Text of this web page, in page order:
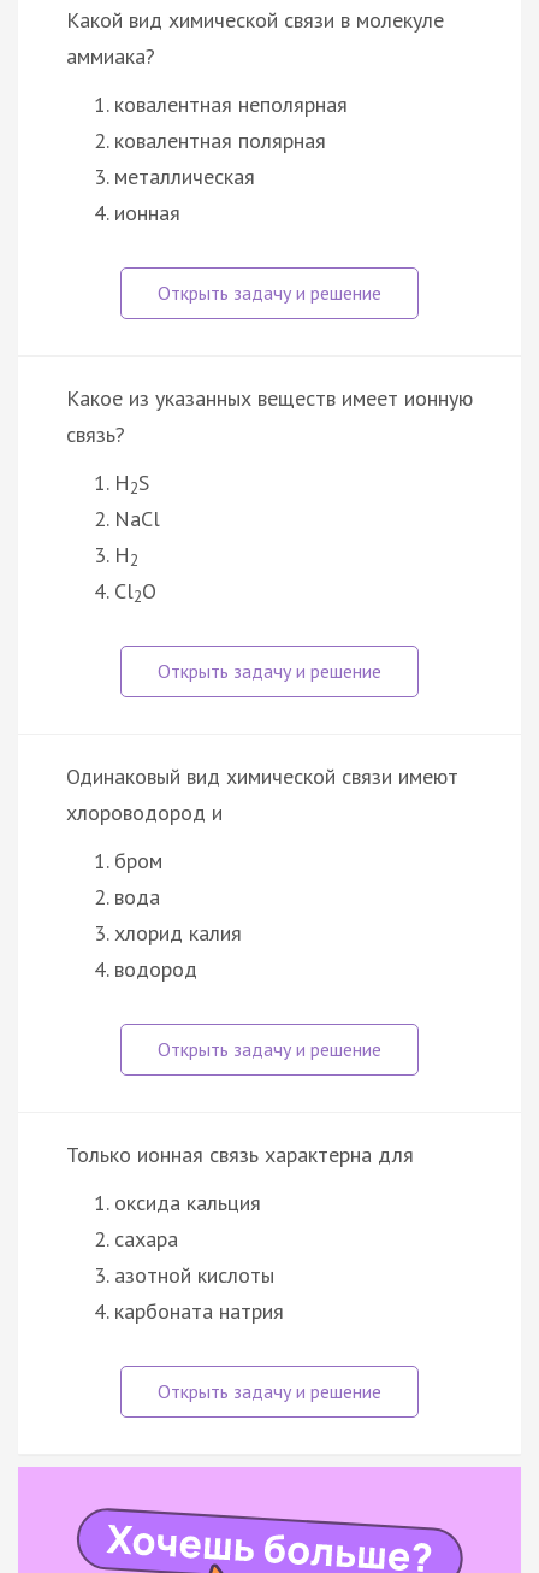
Какой вид химической связи в молекуле
аммиака?
ковалентная неполярная
ковалентная полярная
металлическая
ионная
Какое из указанных веществ имеет ионную
связь?
H2S
NaCl
H2
Cl2O
Одинаковый вид химической связи имеют
хлороводород и
бром
вода
хлорид калия
водород
Только ионная связь характерна для
оксида кальция
сахара
азотной кислоты
карбоната натрия